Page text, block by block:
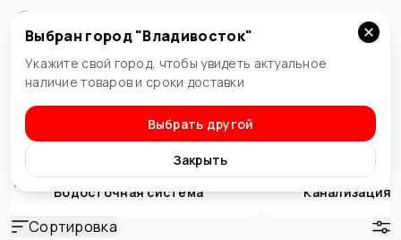
Владивосток
Выбран город "Владивосток"
Укажите свой город, чтобы увидеть актуальное
наличие товаров и сроки доставки
Выбрать другой
Закрыть
Водоснабжение и отопление
Водоотведение
Водосточная система Канализация
Сортировка